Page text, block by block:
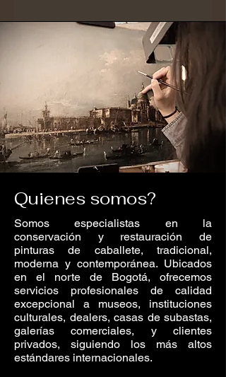
Quienes somos?
Somos especialistas en la
conservación y restauración de
pinturas de caballete, tradicional,
moderna y contemporánea. Ubicados
en el norte de Bogotá, ofrecemos
servicios profesionales de calidad
excepcional a museos, instituciones
culturales, dealers, casas de subastas,
galerías comerciales, y clientes
privados, siguiendo los más altos
estándares internacionales.